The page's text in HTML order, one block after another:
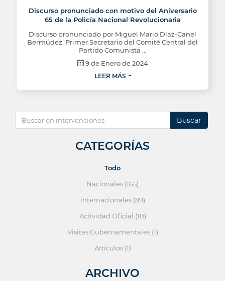
Discurso pronunciado con motivo del Aniversario
65 de la Policía Nacional Revolucionaria
Discurso pronunciado por Miguel Mario Díaz-Canel
Bermúdez, Primer Secretario del Comité Central del
Partido Comunista …
9 de Enero de 2024
LEER MÁS
Buscar
CATEGORÍAS
Todo
Nacionales (165)
Internacionales (89)
Actividad Oficial (10)
Visitas Gubernamentales (1)
Artículos (1)
ARCHIVO